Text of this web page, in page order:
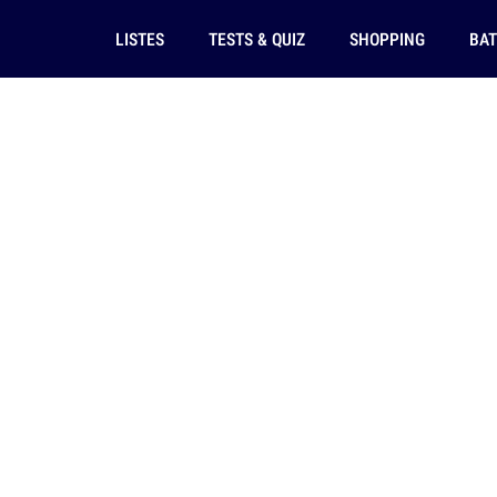
LISTES TESTS & QUIZ SHOPPING